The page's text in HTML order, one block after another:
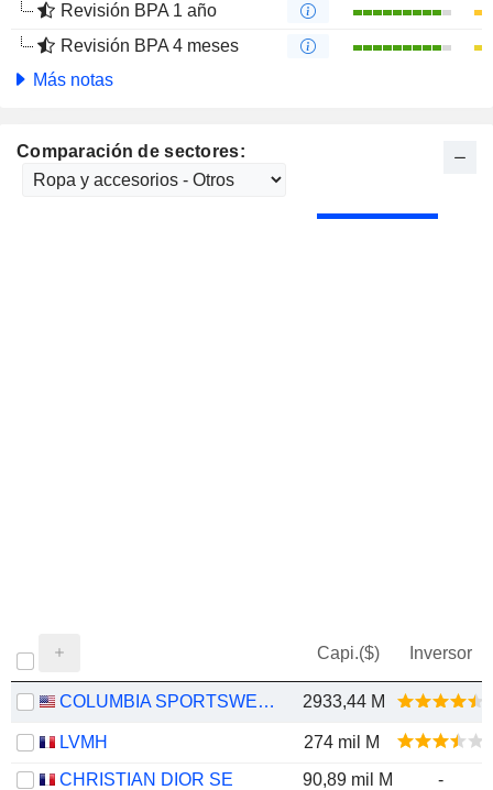
Revisión BPA 1 año
Revisión BPA 4 meses
Más notas
Comparación de sectores:
Capi.($) Inversor
COLUMBIA SPORTSWEAR COMPANY 2933,44 M
LVMH
274 mil M
CHRISTIAN DIOR SE
90,89 mil M
-